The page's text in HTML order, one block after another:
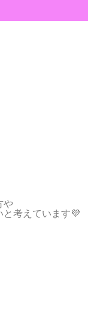
や
考えています💜